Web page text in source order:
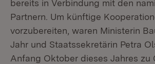
bereits in Verbindung mit den
Partnern. Um künftige
vorzubereiten, waren Ministerin
Jahr und Staatssekretärin Petra
Anfang Oktober dieses Jahres zu